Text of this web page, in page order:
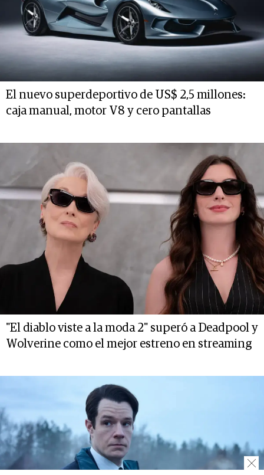
El nuevo superdeportivo de US$ 2,5 millones:
caja manual, motor V8 y cero pantallas
"El diablo viste a la moda 2" superó a Deadpool y
Wolverine como el mejor estreno en streaming